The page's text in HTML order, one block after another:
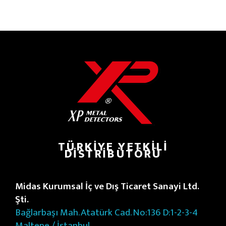
TÜRKIYE YETKILI
DISTRIBÜTÖRÜ
Midas Kurumsal İç ve Dış Ticaret Sanayi Ltd.
Şti.
Bağlarbaşı Mah. Atatürk Cad. No:136 D:1-2-3-4